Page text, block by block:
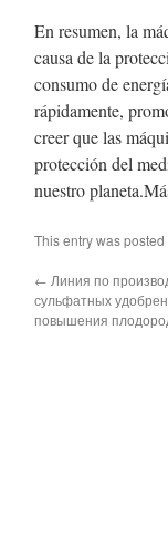
En resumen, la
causa de la
consumo de
rápidamente,
creer que las
protección del
nuestro
This entry was posted
← Линия по
сульфатных
повышения